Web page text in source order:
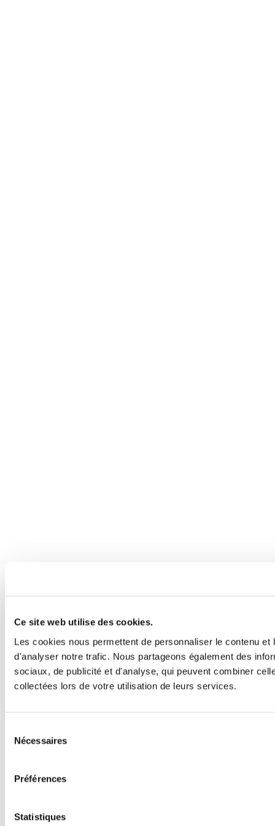
Ce site web utilise des cookies.
Les cookies nous permettent de personnaliser le contenu
d'analyser notre trafic. Nous partageons également des
sociaux, de publicité et d'analyse, qui peuvent combiner
collectées lors de votre utilisation de leurs services.
Nécessaires
Préférences
Statistiques